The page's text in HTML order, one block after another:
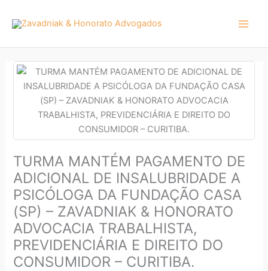
para
conteúdo
TURMA MANTÉM PAGAMENTO DE
ADICIONAL DE INSALUBRIDADE A
PSICÓLOGA DA FUNDAÇÃO CASA
(SP) – ZAVADNIAK & HONORATO
ADVOCACIA TRABALHISTA,
PREVIDENCIÁRIA E DIREITO DO
CONSUMIDOR – CURITIBA.